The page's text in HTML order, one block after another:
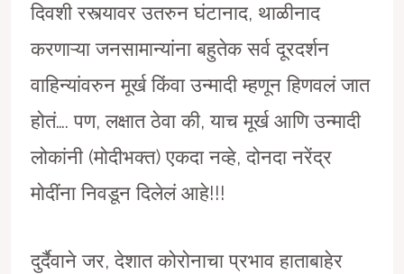
दिवशी रस्त्यावर उतरुन घंटानाद, थाळीनाद
करणाऱ्या जनसामान्यांना बहुतेक सर्व दूरदर्शन
वाहिन्यांवरुन मूर्ख किंवा उन्मादी म्हणून हिणवलं जात
होतं…. पण, लक्षात ठेवा की, याच मूर्ख आणि उन्मादी
लोकांनी (मोदीभक्त) एकदा नव्हे, दोनदा नरेंद्र
मोदींना निवडून दिलेलं आहे!!!
दुर्दैवाने जर, देशात कोरोनाचा प्रभाव हाताबाहेर